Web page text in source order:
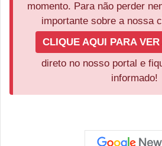
momento. Para não perder
importante sobre a nossa
CLIQUE AQUI PARA
direto no nosso portal e
informado!